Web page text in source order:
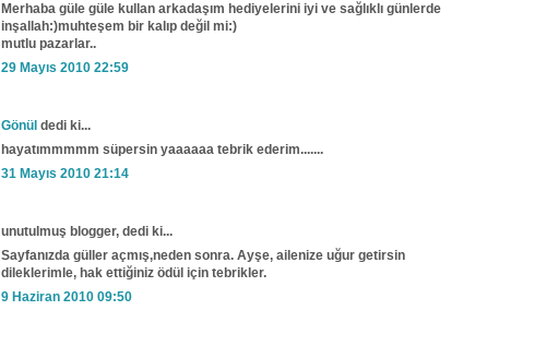
Merhaba güle güle kullan arkadaşım hediyelerini iyi ve sağlıklı günlerde
inşallah:)muhteşem bir kalıp değil mi:)
mutlu pazarlar..
29 Mayıs 2010 22:59
Gönül dedi ki...
hayatımmmmm süpersin yaaaaaa tebrik ederim.......
31 Mayıs 2010 21:14
unutulmuş blogger, dedi ki...
Sayfanızda güller açmış,neden sonra. Ayşe, ailenize uğur getirsin
dileklerimle, hak ettiğiniz ödül için tebrikler.
9 Haziran 2010 09:50